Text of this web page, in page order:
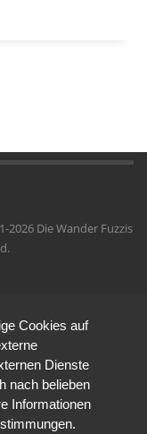
2026 Die Wander Fuzzis
Cookies auf
Dienste
nach belieben
Informationen